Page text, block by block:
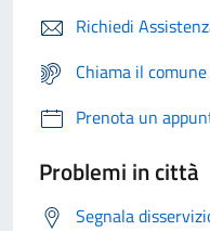
Richiedi
Chiama il
Prenota un
Problemi in città
Segnala